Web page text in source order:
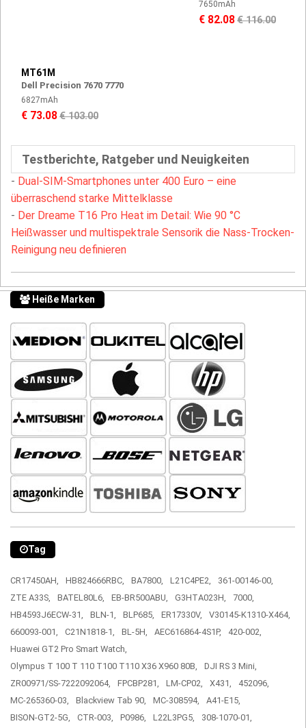
MT61M
Dell Precision 7670 7770
6827mAh
€ 73.08€ 103.00
7650mAh
€ 82.08€ 116.00
Testberichte, Ratgeber und Neuigkeiten
- Dual-SIM-Smartphones unter 400 Euro – eine
überraschend starke Mittelklasse
- Der Dreame T16 Pro Heat im Detail: Wie 90 °C
Heißwasser und multispektrale Sensorik die Nass-Trocken-
Reinigung neu definieren
Heiße Marken
Tag
CR17450AH, HB824666RBC, BA7800, L21C4PE2,
361-00146-00,
ZTE A33S,
BATEL80L6, EB-BR500ABU, G3HTA023H,
7000,
HB4593J6ECW-31,
BLN-1, BLP685, ER17330V,
V30145-K1310-X464,
660093-001,
C21N1818-1, BL-5H, AEC616864-4S1P,
420-002,
Huawei GT2 Pro Smart Watch,
Olympus T 100 T 110 T100 T110 X36 X960 80B,
DJI RS 3 Mini,
ZR00971/SS-7222092064,
FPCBP281, LM-CP02, X431,
452096,
MC-265360-03,
Blackview Tab 90, MC-308594,
A41-E15,
BISON-GT2-5G,
CTR-003, P0986, L22L3PG5, 308-1070-01,